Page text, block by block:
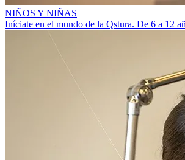
NIÑOS Y NIÑAS
Iníciate en el mundo de la Qstura. De 6 a 12